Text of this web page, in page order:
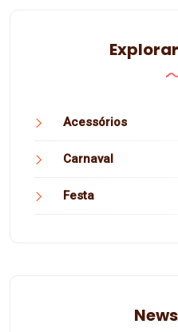
Acessórios
Carnaval
Festa